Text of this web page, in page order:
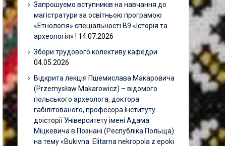
Запрошуємо вступників на навчання до
магістратури за освітньою програмою
«Етнологія» спеціальності В9 «Історія та
археологія» ! 14.07.2026
Збори трудового колективу кафедри
04.05.2026
Відкрита лекція Пшемислава Макаровича
(Przemysław Makarowicz) – відомого
польського археолога, доктора
габілітованого, професора Інституту
доісторії Університету імені Адама
Міцкевича в Познані (Республіка Польща)
на тему «Bukivna. Elitarna nekropola z epoki